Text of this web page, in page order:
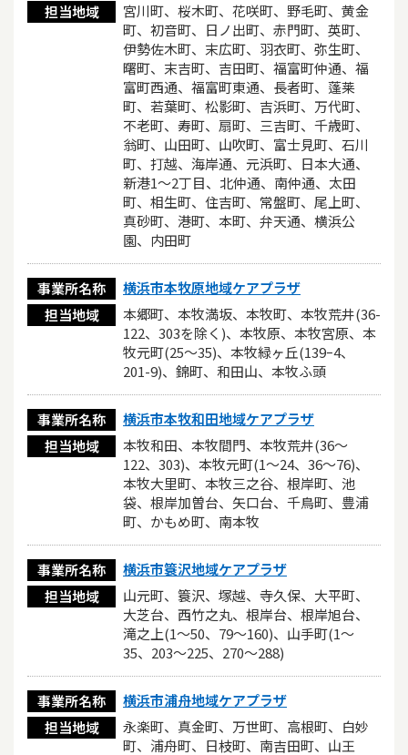
担当地域
宮川町、桜木町、花咲町、野毛町、黄金
町、初音町、日ノ出町、赤門町、英町、
伊勢佐木町、末広町、羽衣町、弥生町、
曙町、末吉町、吉田町、福富町仲通、福
富町西通、福富町東通、長者町、蓬莱
町、若葉町、松影町、吉浜町、万代町、
不老町、寿町、扇町、三吉町、千歳町、
翁町、山田町、山吹町、富士見町、石川
町、打越、海岸通、元浜町、日本大通、
新港1～2丁目、北仲通、南仲通、太田
町、相生町、住吉町、常盤町、尾上町、
真砂町、港町、本町、弁天通、横浜公
園、内田町
事業所名称
横浜市本牧原地域ケアプラザ
担当地域
本郷町、本牧満坂、本牧町、本牧荒井(36-
122、303を除く)、本牧原、本牧宮原、本
牧元町(25～35)、本牧緑ヶ丘(139ｰ4、
201-9)、錦町、和田山、本牧ふ頭
事業所名称
横浜市本牧和田地域ケアプラザ
担当地域
本牧和田、本牧間門、本牧荒井(36～
122、303)、本牧元町(1～24、36～76)、
本牧大里町、本牧三之谷、根岸町、池
袋、根岸加曽台、矢口台、千鳥町、豊浦
町、かもめ町、南本牧
事業所名称
横浜市簑沢地域ケアプラザ
担当地域
山元町、簑沢、塚越、寺久保、大平町、
大芝台、西竹之丸、根岸台、根岸旭台、
滝之上(1～50、79～160)、山手町(1～
35、203～225、270～288)
事業所名称
横浜市浦舟地域ケアプラザ
担当地域
永楽町、真金町、万世町、高根町、白妙
町、浦舟町、日枝町、南吉田町、山王